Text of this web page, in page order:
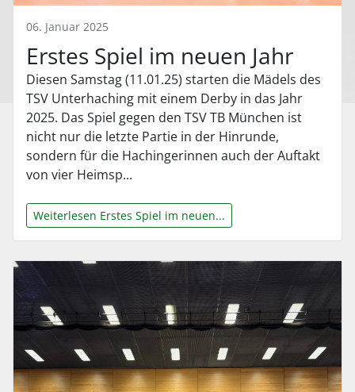
06. Januar 2025
Erstes Spiel im neuen Jahr
Diesen Samstag (11.01.25) starten die Mädels des
TSV Unterhaching mit einem Derby in das Jahr
2025. Das Spiel gegen den TSV TB München ist
nicht nur die letzte Partie in der Hinrunde,
sondern für die Hachingerinnen auch der Auftakt
von vier Heimsp...
Weiterlesen Erstes Spiel im neuen...